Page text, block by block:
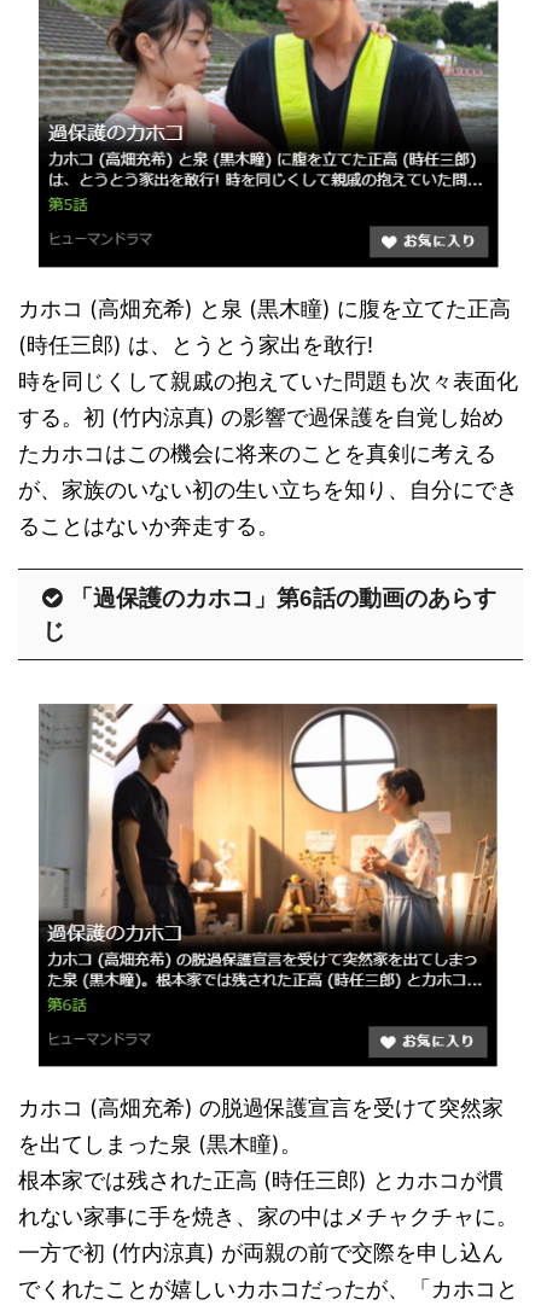
カホコ (高畑充希) と泉 (黒木瞳) に腹を立てた正高
(時任三郎) は、とうとう家出を敢行!
時を同じくして親戚の抱えていた問題も次々表面化
する。初 (竹内涼真) の影響で過保護を自覚し始め
たカホコはこの機会に将来のことを真剣に考える
が、家族のいない初の生い立ちを知り、自分にでき
ることはないか奔走する。
「過保護のカホコ」第6話の動画のあらす
じ
カホコ (高畑充希) の脱過保護宣言を受けて突然家
を出てしまった泉 (黒木瞳)。
根本家では残された正高 (時任三郎) とカホコが慣
れない家事に手を焼き、家の中はメチャクチャに。
一方で初 (竹内涼真) が両親の前で交際を申し込ん
でくれたことが嬉しいカホコだったが、「カホコと